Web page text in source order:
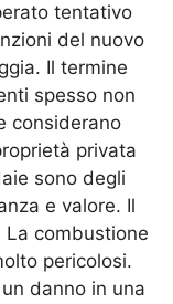
tentativo
del nuovo
Il termine
spesso non
considerano
privata
sono degli
e valore. Il
combustione
pericolosi.
danno in una